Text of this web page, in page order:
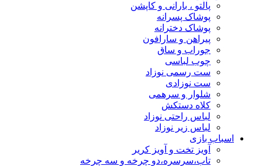
پالتو ، بارانی و کاپشن
پوشاک پسرانه
پوشاک دخترانه
پیراهن و سارافون
جوراب و ساق
چوب لباسی
ست رسمی نوزاد
ست نوزادی
شلوار و سرهمی
کلاه دستکش
لباس راحتی نوزاد
لباس زیر نوزاد
اسباب بازی
آویز تخت و آویز کریر
تاب،سرسره،دو چرخه و سه چرخه